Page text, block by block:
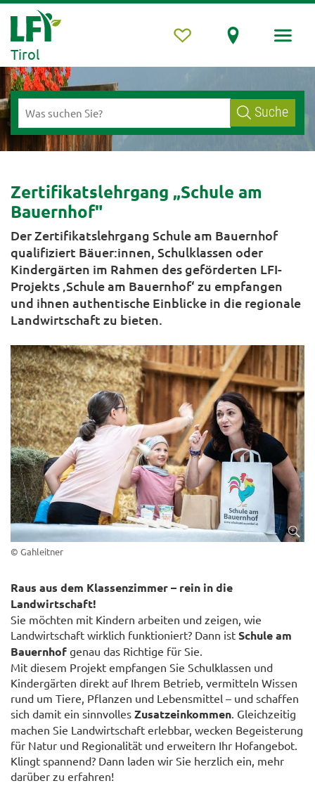
Tirol
Suche
Zertifikatslehrgang „Schule am
Bauernhof"
Der Zertifikatslehrgang Schule am Bauernhof
qualifiziert Bäuer:innen, Schulklassen oder
Kindergärten im Rahmen des geförderten LFI-
Projekts ‚Schule am Bauernhof‘ zu empfangen
und ihnen authentische Einblicke in die regionale
Landwirtschaft zu bieten.
© Gahleitner
Raus aus dem Klassenzimmer – rein in die
Landwirtschaft!
Sie möchten mit Kindern arbeiten und zeigen, wie
Landwirtschaft wirklich funktioniert? Dann ist Schule am
Bauernhof genau das Richtige für Sie.
Mit diesem Projekt empfangen Sie Schulklassen und
Kindergärten direkt auf Ihrem Betrieb, vermitteln Wissen
rund um Tiere, Pflanzen und Lebensmittel – und schaffen
sich damit ein sinnvolles Zusatzeinkommen . Gleichzeitig
machen Sie Landwirtschaft erlebbar, wecken Begeisterung
für Natur und Regionalität und erweitern Ihr Hofangebot.
Klingt spannend? Dann laden wir Sie herzlich ein, mehr
darüber zu erfahren!